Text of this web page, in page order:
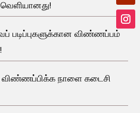
படிப்புகளுக்கான விண்ணப்பம்
விண்ணப்பிக்க நாளை கடைசி